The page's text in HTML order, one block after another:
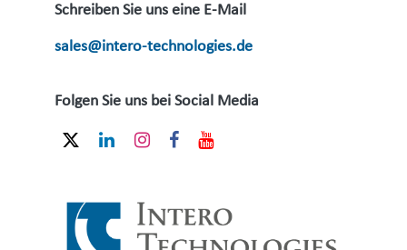
Schreiben Sie uns eine E-Mail
sales@intero-technologies.de
Folgen Sie uns bei Social Media